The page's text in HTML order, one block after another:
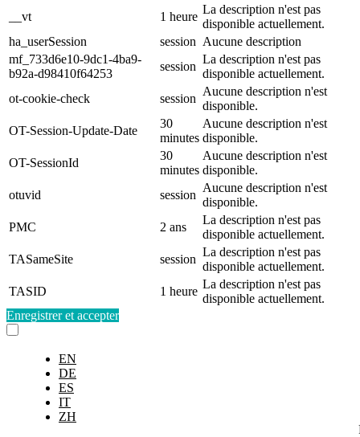
__vt 1 heure
La description n'est pas
disponible actuellement.
ha_userSession
session Aucune description
mf_733d6e10-9dc1-4ba9-
b92a-d98410f64253
session
La description n'est pas
disponible actuellement.
ot-cookie-check
session
Aucune description n'est
disponible.
OT-Session-Update-Date
30
minutes
Aucune description n'est
disponible.
OT-SessionId
30
minutes
Aucune description n'est
disponible.
otuvid
session
Aucune description n'est
disponible.
PMC
2 ans
La description n'est pas
disponible actuellement.
TASameSite
session
La description n'est pas
disponible actuellement.
TASID
1 heure
La description n'est pas
disponible actuellement.
Enregistrer et accepter
EN
DE
ES
IT
ZH